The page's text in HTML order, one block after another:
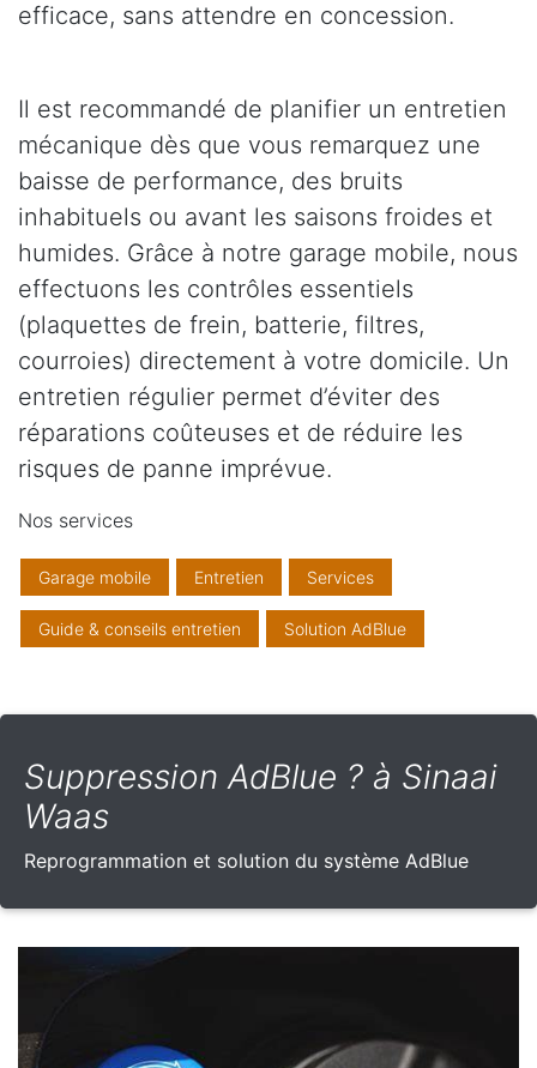
efficace, sans attendre en concession.
Il est recommandé de planifier un entretien
mécanique dès que vous remarquez une
baisse de performance, des bruits
inhabituels ou avant les saisons froides et
humides. Grâce à notre garage mobile, nous
effectuons les contrôles essentiels
(plaquettes de frein, batterie, filtres,
courroies) directement à votre domicile. Un
entretien régulier permet d’éviter des
réparations coûteuses et de réduire les
risques de panne imprévue.
Nos services
Garage mobile Entretien Services
Guide & conseils entretien Solution AdBlue
Suppression AdBlue ? à Sinaai
Waas
Reprogrammation et solution du système AdBlue